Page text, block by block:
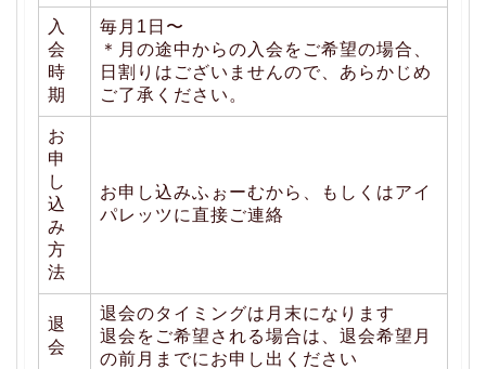
入
会
時
期
毎月1日〜
＊月の途中からの入会をご希望の場合、
日割りはございませんので、あらかじめ
ご了承ください。
お
申
し
込
み
方
法
お申し込みふぉーむから、もしくはアイ
パレッツに直接ご連絡
退
会
退会のタイミングは月末になります
退会をご希望される場合は、退会希望月
の前月までにお申し出ください